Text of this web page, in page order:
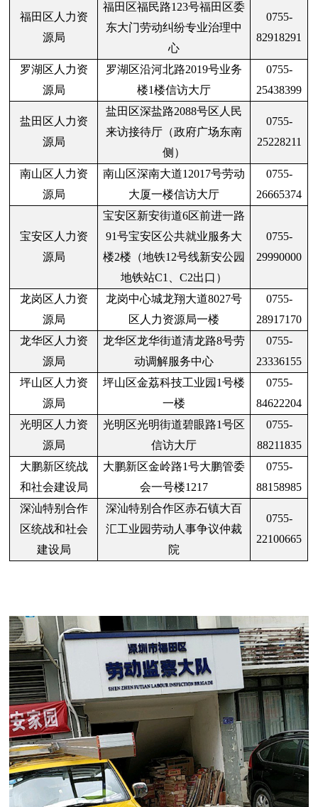
福田区人力资
源局
福田区福民路123号福田区委
东大门劳动纠纷专业治理中
心
0755-
82918291
罗湖区人力资
源局
罗湖区沿河北路2019号业务
楼1楼信访大厅
0755-
25438399
盐田区人力资
源局
盐田区深盐路2088号区人民
来访接待厅（政府广场东南
侧）
0755-
25228211
南山区人力资
源局
南山区深南大道12017号劳动
大厦一楼信访大厅
0755-
26665374
宝安区人力资
源局
宝安区新安街道6区前进一路
91号宝安区公共就业服务大
楼2楼（地铁12号线新安公园
地铁站C1、C2出口）
0755-
29990000
龙岗区人力资
源局
龙岗中心城龙翔大道8027号
区人力资源局一楼
0755-
28917170
龙华区人力资
源局
龙华区龙华街道清龙路8号劳
动调解服务中心
0755-
23336155
坪山区人力资
源局
坪山区金荔科技工业园1号楼
一楼
0755-
84622204
光明区人力资
源局
光明区光明街道碧眼路1号区
信访大厅
0755-
88211835
大鹏新区统战
和社会建设局
大鹏新区金岭路1号大鹏管委
会一号楼1217
0755-
88158985
深汕特别合作
区统战和社会
建设局
深汕特别合作区赤石镇大百
汇工业园劳动人事争议仲裁
院
0755-
22100665